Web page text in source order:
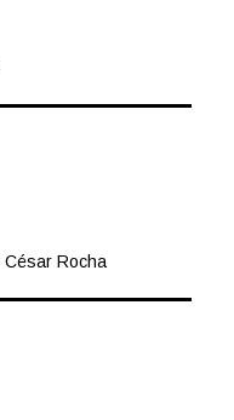
César Rocha